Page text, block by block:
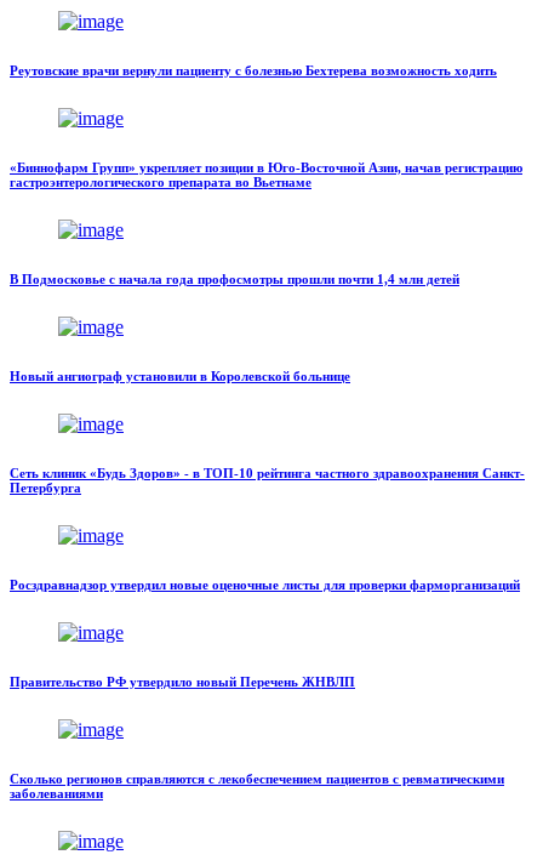
Реутовские врачи вернули пациенту с болезнью Бехтерева возможность ходить
«Биннофарм Групп» укрепляет позиции в Юго-Восточной Азии, начав регистрацию
гастроэнтерологического препарата во Вьетнаме
В Подмосковье с начала года профосмотры прошли почти 1,4 млн детей
Новый ангиограф установили в Королевской больнице
Сеть клиник «Будь Здоров» - в ТОП-10 рейтинга частного здравоохранения Санкт-
Петербурга
Росздравнадзор утвердил новые оценочные листы для проверки фарморганизаций
Правительство РФ утвердило новый Перечень ЖНВЛП
Сколько регионов справляются с лекобеспечением пациентов с ревматическими
заболеваниями